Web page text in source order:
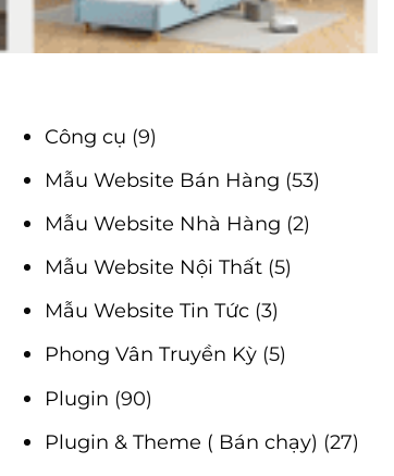
Công cụ (9)
Mẫu Website Bán Hàng (53)
Mẫu Website Nhà Hàng (2)
Mẫu Website Nội Thất (5)
Mẫu Website Tin Tức (3)
Phong Vân Truyền Kỳ (5)
Plugin (90)
Plugin & Theme ( Bán chạy) (27)